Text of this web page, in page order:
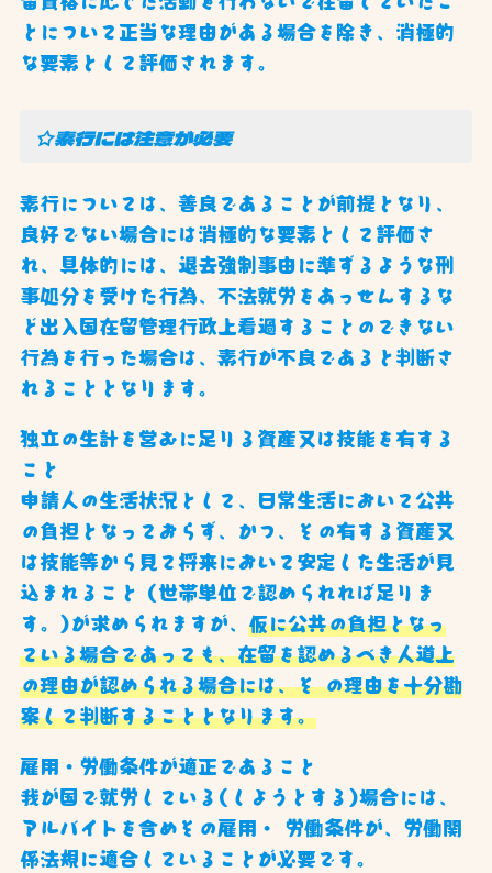
とについて正当な理由がある場合を除き、消極的
な要素として評価されます。
☆素行には注意が必要
素行については、善良であることが前提となり、
良好でない場合には消極的な要素として評価さ
れ、具体的には、退去強制事由に準ずるような刑
事処分を受けた行為、不法就労をあっせんするな
ど出入国在留管理行政上看過することのできない
行為を行った場合は、素行が不良であると判断さ
れることとなります。
独立の生計を営むに足りる資産又は技能を有する
こと
申請人の生活状況として、日常生活において公共
の負担となっておらず、かつ、その有する資産又
は技能等から見て将来において安定した生活が見
込まれること (世帯単位で認められれば足りま
す。)が求められますが、 仮に公共の負担となっ
ている場合であっても、在留を認めるべき人道上
の理由が認められる場合には、そ の理由を十分勘
案して判断することとなります。
雇用・労働条件が適正であること
我が国で就労している(しようとする)場合には、
アルバイトを含めその雇用・ 労働条件が、労働関
係法規に適合していることが必要です。